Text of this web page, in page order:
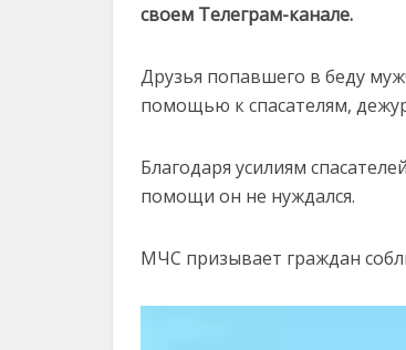
своем Телеграм-канале.
Друзья попавшего в беду
помощью к спасателям,
Благодаря усилиям
помощи он не нуждался.
МЧС призывает граждан